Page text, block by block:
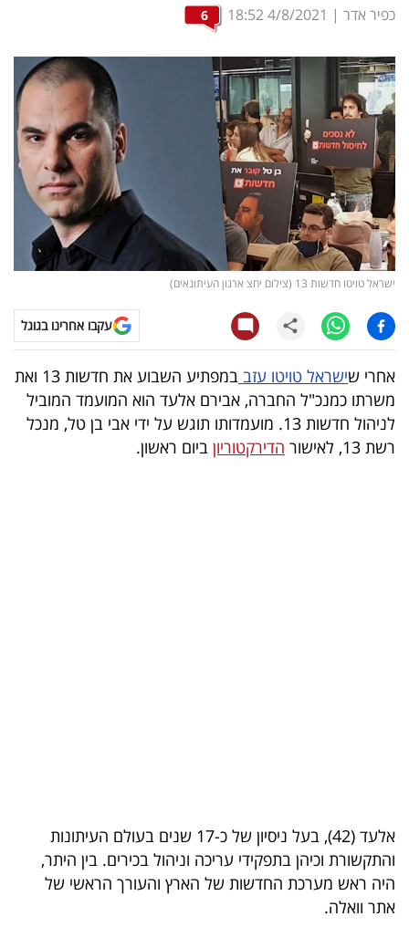
משפט
מדדים
ומחקרים
דעות
רכילות
עסקית
קריפטו
ויראלי
טלוויזיה
עסקי
ספורט
קריירה
5
המילון
הכלכלי
כפיר אדר |
4/8/2021
18:52
6
ישראל טויטו חדשות 13 (צילום יחצ ארגון העיתונאים)
עקבו אחרינו בגוגל
אחרי שישראל טויטו עזב
במפתיע השבוע את חדשות 13 ואת
משרתו כמנכ"ל החברה, אבירם אלעד הוא המועמד המוביל
לניהול חדשות 13. מועמדותו תוגש על ידי אבי בן טל, מנכל
רשת 13, לאישור
הדירקטוריון ביום ראשון.
אלעד (42), בעל ניסיון של כ-17 שנים בעולם העיתונות
והתקשורת וכיהן בתפקידי עריכה וניהול בכירים. בין היתר,
היה ראש מערכת החדשות של הארץ והעורך הראשי של
אתר וואלה.